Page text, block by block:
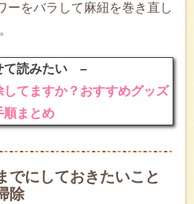
ーをバラして麻紐を巻き直し
読みたい –
てますか？おすすめグッズ
順まとめ
でにしておきたいこと
除